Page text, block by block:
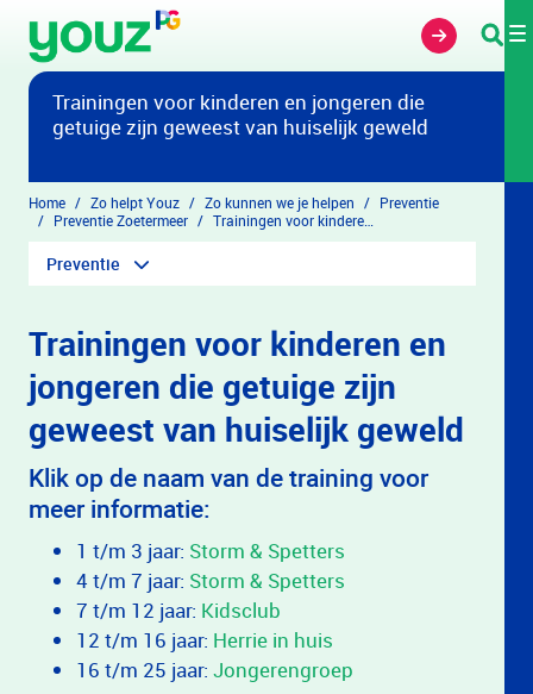
Overslaan en naar hoofdinhoud gaan
Trainingen voor kinderen en jongeren die
getuige zijn geweest van huiselijk geweld
Home Zo helpt Youz Zo kunnen we je helpen
Preventie
Preventie Zoetermeer
Preventie
Trainingen voor kinderen en
jongeren die getuige zijn
geweest van huiselijk geweld
Klik op de naam van de training voor
meer informatie:
1 t/m 3 jaar: Storm & Spetters
4 t/m 7 jaar: Storm & Spetters
7 t/m 12 jaar: Kidsclub
12 t/m 16 jaar: Herrie in huis
16 t/m 25 jaar: Jongerengroep